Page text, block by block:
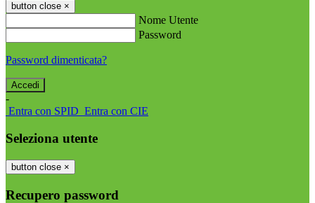
button close ×
Nome Utente
Password
Password dimenticata?
-
Entra con SPID Entra con CIE
Seleziona utente
button close ×
Recupero password